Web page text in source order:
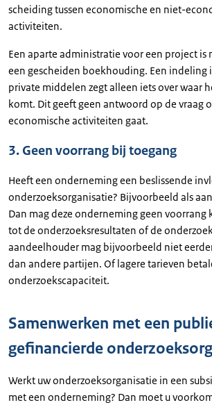
scheiding tussen economische en niet-
activiteiten.
Een aparte administratie voor een project is
een gescheiden boekhouding. Een indeling
private middelen zegt alleen iets over waar
komt. Dit geeft geen antwoord op de vraag
economische activiteiten gaat.
3. Geen voorrang bij toegang
Heeft een onderneming een beslissende
onderzoeksorganisatie? Bijvoorbeeld als
Dan mag deze onderneming geen
tot de onderzoeksresultaten of de
aandeelhouder mag bijvoorbeeld niet
dan andere partijen. Of lagere tarieven
onderzoekscapaciteit.
Samenwerken met een
gefinancierde
Werkt uw onderzoeksorganisatie in een
met een onderneming? Dan moet u